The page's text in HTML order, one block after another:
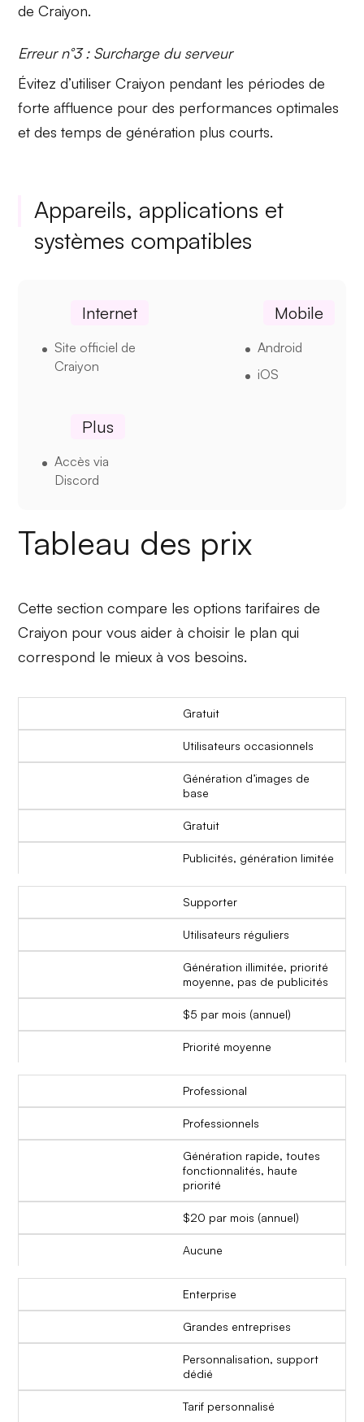
de Craiyon.
Erreur n°3 : Surcharge du serveur
Évitez d’utiliser Craiyon pendant les périodes de
forte affluence pour des performances optimales
et des temps de génération plus courts.
Appareils, applications et
systèmes compatibles
Internet
Site officiel de
Craiyon
Mobile
Android
iOS
Plus
Accès via
Discord
Tableau des prix
Cette section compare les options tarifaires de
Craiyon pour vous aider à choisir le plan qui
correspond le mieux à vos besoins.
Gratuit
Utilisateurs occasionnels
Génération d’images de
base
Gratuit
Publicités, génération limitée
Supporter
Utilisateurs réguliers
Génération illimitée, priorité
moyenne, pas de publicités
$5 par mois (annuel)
Priorité moyenne
Professional
Professionnels
Génération rapide, toutes
fonctionnalités, haute
priorité
$20 par mois (annuel)
Aucune
Enterprise
Grandes entreprises
Personnalisation, support
dédié
Tarif personnalisé